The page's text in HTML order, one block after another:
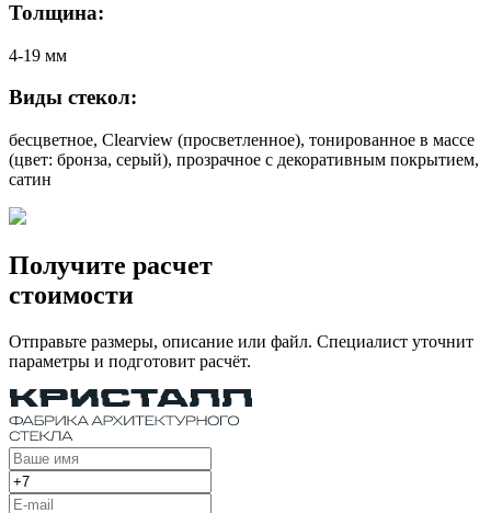
Толщина:
4-19 мм
Виды стекол:
бесцветное, Clearview (просветленное), тонированное в массе
(цвет: бронза, серый), прозрачное с декоративным покрытием,
сатин
Получите расчет
стоимости
Отправьте размеры, описание или файл. Специалист уточнит
параметры и подготовит расчёт.